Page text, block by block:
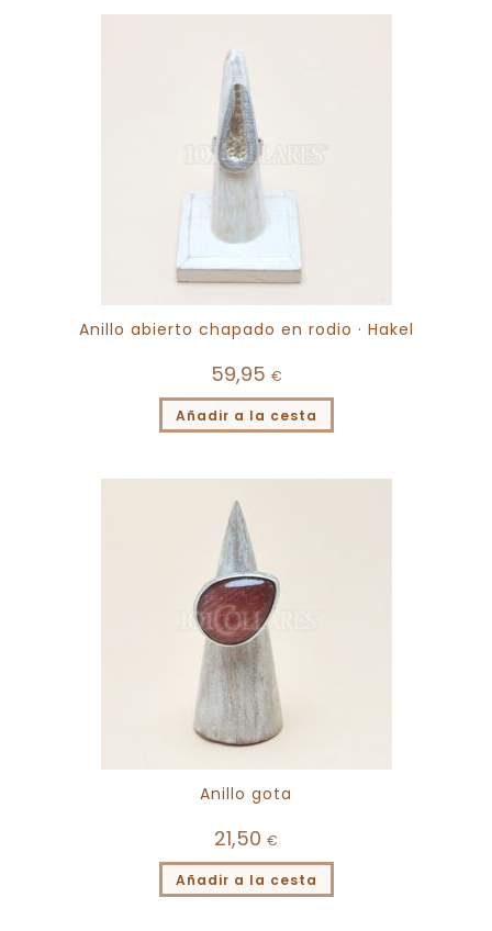
Anillo abierto chapado en rodio · Hakel
59,95 €
Añadir a la cesta
Anillo gota
21,50 €
Añadir a la cesta